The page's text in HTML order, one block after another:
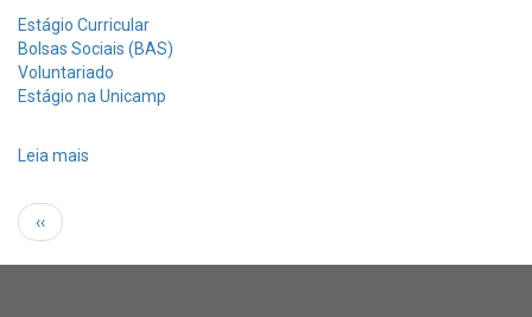
Estágio Curricular
Bolsas Sociais (BAS)
Voluntariado
Estágio na Unicamp
Leia mais
Paginação
Página
anterior
‹‹